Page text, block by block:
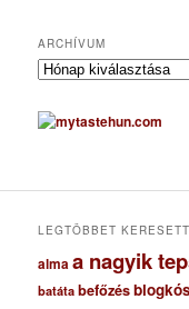
ARCHÍVUM
A
c
h
u
LEGTÖBBET
almaa nagyik
batáta befőzés